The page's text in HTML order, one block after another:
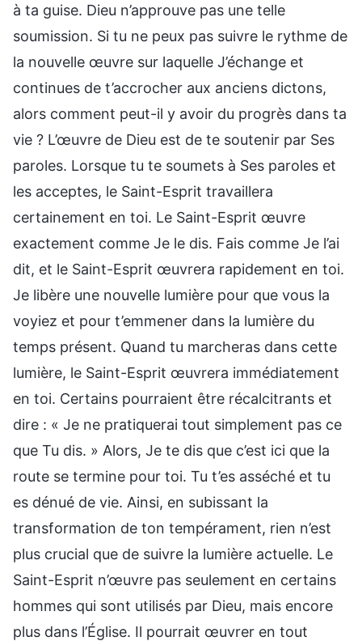
à ta guise. Dieu n’approuve pas une telle
soumission. Si tu ne peux pas suivre le rythme de
la nouvelle œuvre sur laquelle J’échange et
continues de t’accrocher aux anciens dictons,
alors comment peut-il y avoir du progrès dans ta
vie ? L’œuvre de Dieu est de te soutenir par Ses
paroles. Lorsque tu te soumets à Ses paroles et
les acceptes, le Saint-Esprit travaillera
certainement en toi. Le Saint-Esprit œuvre
exactement comme Je le dis. Fais comme Je l’ai
dit, et le Saint-Esprit œuvrera rapidement en toi.
Je libère une nouvelle lumière pour que vous la
voyiez et pour t’emmener dans la lumière du
temps présent. Quand tu marcheras dans cette
lumière, le Saint-Esprit œuvrera immédiatement
en toi. Certains pourraient être récalcitrants et
dire : « Je ne pratiquerai tout simplement pas ce
que Tu dis. » Alors, Je te dis que c’est ici que la
route se termine pour toi. Tu t’es asséché et tu
es dénué de vie. Ainsi, en subissant la
transformation de ton tempérament, rien n’est
plus crucial que de suivre la lumière actuelle. Le
Saint-Esprit n’œuvre pas seulement en certains
hommes qui sont utilisés par Dieu, mais encore
plus dans l’Église. Il pourrait œuvrer en tout